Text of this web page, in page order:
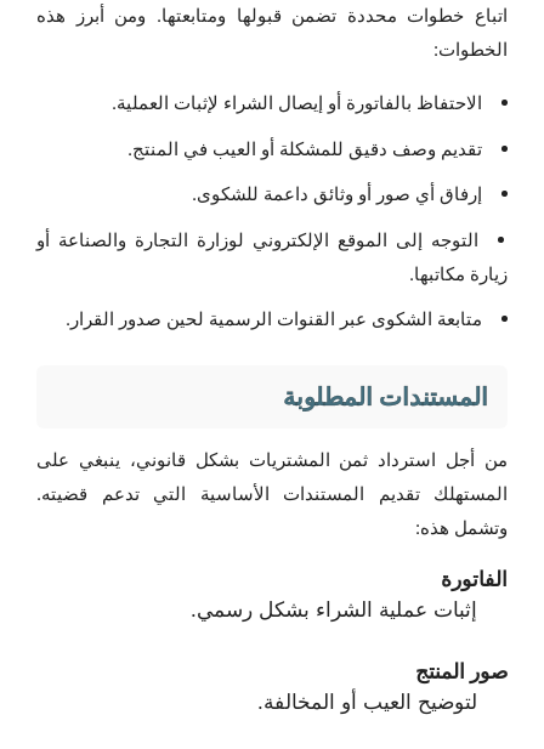
اتباع خطوات محددة تضمن قبولها ومتابعتها. ومن أبرز هذه
الخطوات:
الاحتفاظ بالفاتورة أو إيصال الشراء لإثبات العملية.
تقديم وصف دقيق للمشكلة أو العيب في المنتج.
إرفاق أي صور أو وثائق داعمة للشكوى.
التوجه إلى الموقع الإلكتروني لوزارة التجارة والصناعة أو
زيارة مكاتبها.
متابعة الشكوى عبر القنوات الرسمية لحين صدور القرار.
المستندات المطلوبة
من أجل استرداد ثمن المشتريات بشكل قانوني، ينبغي على
المستهلك تقديم المستندات الأساسية التي تدعم قضيته.
وتشمل هذه:
الفاتورة
إثبات عملية الشراء بشكل رسمي.
صور المنتج
لتوضيح العيب أو المخالفة.